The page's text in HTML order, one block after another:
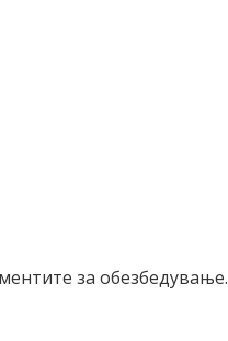
за обезбедување.